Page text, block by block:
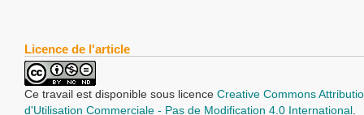
Licence de l'article
Ce travail est disponible sous licence Creative Commons
d'Utilisation Commerciale - Pas de Modification 4.0 International.